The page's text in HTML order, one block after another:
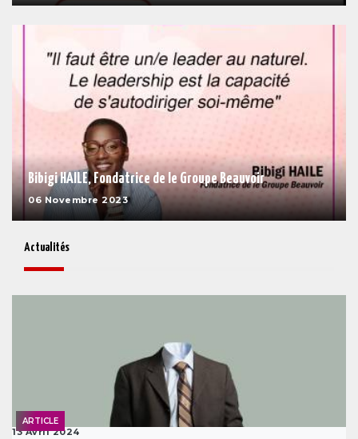
Bibigi HAILE, Fondatrice de le Groupe Beauvoir
06 Novembre 2023
Actualités
ARTICLE
13 Avril 2024